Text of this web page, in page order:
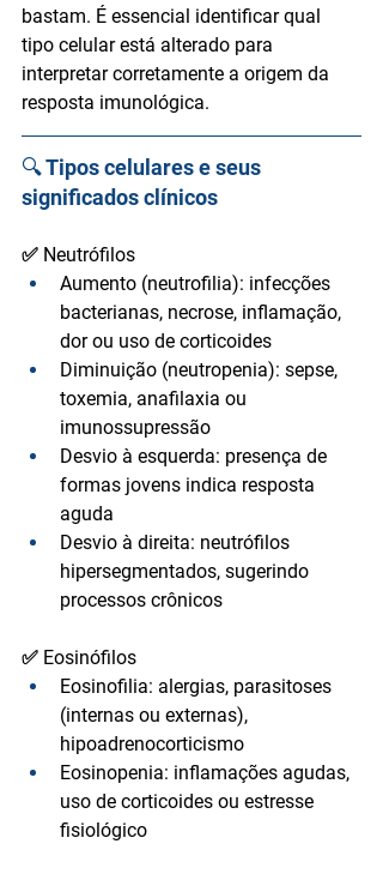
bastam. É essencial identificar qual
tipo celular está alterado para
interpretar corretamente a origem da
resposta imunológica.
🔍 Tipos celulares e seus
significados clínicos
✅ Neutrófilos
Aumento (neutrofilia): infecções
bacterianas, necrose, inflamação,
dor ou uso de corticoides
Diminuição (neutropenia): sepse,
toxemia, anafilaxia ou
imunossupressão
Desvio à esquerda: presença de
formas jovens indica resposta
aguda
Desvio à direita: neutrófilos
hipersegmentados, sugerindo
processos crônicos
✅ Eosinófilos
Eosinofilia: alergias, parasitoses
(internas ou externas),
hipoadrenocorticismo
Eosinopenia: inflamações agudas,
uso de corticoides ou estresse
fisiológico